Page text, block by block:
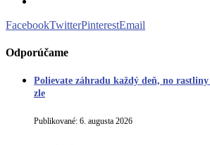
FacebookTwitterPinterestEmail
Odporúčame
Polievate záhradu každý deň, no
zle
Publikované: 6. augusta 2026